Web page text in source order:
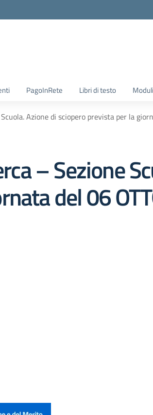
PagoInRete Libri di testo
Azione di sciopero prevista per la
– Sezione
del 06